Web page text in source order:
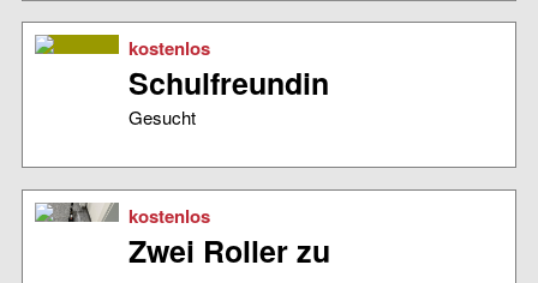
kostenlos
Schulfreundin
Gesucht
kostenlos
Zwei Roller zu